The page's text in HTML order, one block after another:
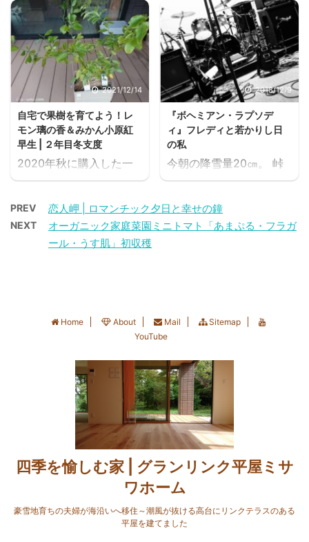
キングに参加しています
ご訪問のしるしにクリッ
クいただけると嬉しいで
す ↓ ↓ ＊シンプルイズ
ベスト＊ ＊ふるさと新潟
＊ ＊若者にもブーム平屋
＊ ...
撮影したのを思い出しま
した。 2017年11月16日
初雪 今年も冬が来ます。
ランキングに参加して
います ご訪問のしるしに
クリックいただけると嬉
しい ...
たんですって！ 磯の香ぷ
んぷんとれたて活さざ
え。 こりゃ～壺焼きだ
スポンサーリンク ランキ
ングに参加しています ご
訪問のしるしにクリック
いただけると嬉しいです
↓ ↓ ＊シンプルイズベ
スト＊ ＊ふるさと新潟＊
＊若者にもブーム平屋＊
い」も、先日ラストシー
ズンといわれる５月下旬
の新月を最後に、今季４
回目の最終釣行を終えま
した。 マイナス４℃の
極寒の３月からは想像も
できないほどの温かな気
候となり、深夜から朝方
にかけての釣行とはい
え、グッと過ごしやすく
なりました。 ２回目の３
も吹っ飛ぶ「プチ湧き」
が訪れ。 ホタルイカ掬い
してくれました。 さらに
この時は、 ...
2021/12/14
自宅で果樹を育てよう！レ
モン璃の香＆みかん小原紅
早生 | ２年目冬支度
2020年秋に購入した一
年生苗木のレモン璃の香
生おばらべにわせは、2
年目の冬を迎えようとし
ている。 ここ雪国新潟の
なる。 経過をざっとおさ
は、いきなりの大寒波と
なった一年目の冬を乗り
越えた今年の春先の様
子。 軒下のウッドデッキ
で過ごした冬の間は、ほ
ぼ成長せず冬眠していた
ようだ。 レモン璃の香＆
みかん小原紅早生
2021.3.31 株元から40～
60センチ程だったこの小
2018/12/9
『ボヘミアン・ラプソデ
ィ』フレディと若かりし日
の私
今朝の降雪量20㎝。 峠
在住あいすです。 ★女
当方ボーカル
先：333-○○○○-
がら、手作りのチラシを
先日、いま話題の映画
『ボヘミアン・ラプソデ
ィ』にて、伝説の英ロッ
クバンド クイーン＆フレ
ディ・マーキュリーの人
生に触れて、若かりし日
の自分が懐かしく想い出
されました。 フレディ・
マーキュリーと私を重ね
合わせるとか、そんな恐
れ ...
PREV 恋人岬 | ロマンチック夕日と幸せの鐘
NEXT
オーガニック家庭菜園ミニトマト「あまぷる・フラガ
ール・うす肌」初収穫
Home About Mail
Sitemap
YouTube
四季を愉しむ家 | グランリンク平屋ミサ
ワホーム
豪雪地育ちの夫婦が海沿いへ移住～潮風が抜ける高台にリンクテラスのある
平屋を建てました